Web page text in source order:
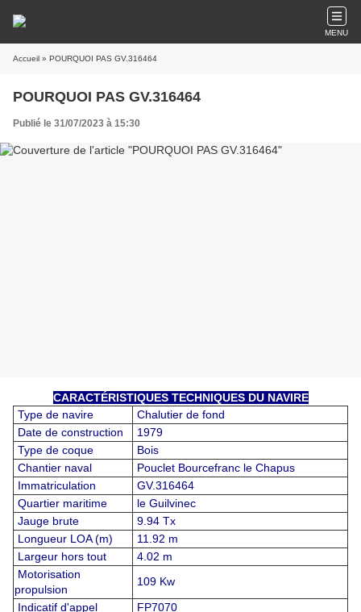
MENU
Accueil » POURQUOI PAS GV.316464
POURQUOI PAS GV.316464
Publié le 31/07/2023 à 15:30
CARACTÉRISTIQUES TECHNIQUES DU NAVIRE
Type de navire
Chalutier de fond
Date de construction
1979
Type de coque
Bois
Chantier naval
Pouclet Bourcefranc le Chapus
Immatriculation
GV.316464
Quartier maritime
le Guilvinec
Jauge brute
9.94 Tx
Longueur LOA (m)
11.92 m
Largeur hors tout
4.02 m
Motorisation
propulsion
109 Kw
Indicatif d'appel
FP7070